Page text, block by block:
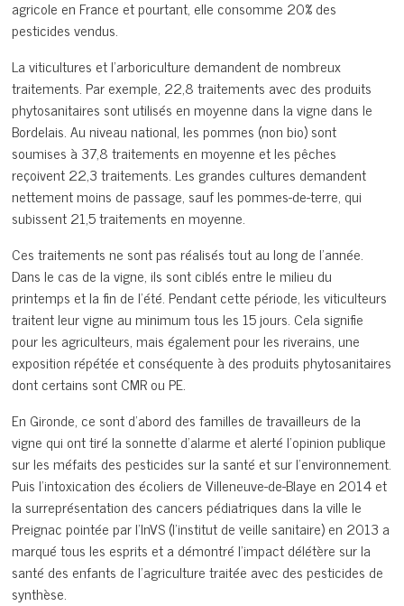
agricole en France et pourtant, elle consomme 20% des
pesticides vendus.
La viticultures et l’arboriculture demandent de nombreux
traitements. Par exemple, 22,8 traitements avec des produits
phytosanitaires sont utilisés en moyenne dans la vigne dans le
Bordelais. Au niveau national, les pommes (non bio) sont
soumises à 37,8 traitements en moyenne et les pêches
reçoivent 22,3 traitements. Les grandes cultures demandent
nettement moins de passage, sauf les pommes-de-terre, qui
subissent 21,5 traitements en moyenne.
Ces traitements ne sont pas réalisés tout au long de l’année.
Dans le cas de la vigne, ils sont ciblés entre le milieu du
printemps et la fin de l’été. Pendant cette période, les viticulteurs
traitent leur vigne au minimum tous les 15 jours. Cela signifie
pour les agriculteurs, mais également pour les riverains, une
exposition répétée et conséquente à des produits phytosanitaires
dont certains sont CMR ou PE.
En Gironde, ce sont d’abord des familles de travailleurs de la
vigne qui ont tiré la sonnette d’alarme et alerté l’opinion publique
sur les méfaits des pesticides sur la santé et sur l’environnement.
Puis l’intoxication des écoliers de Villeneuve-de-Blaye en 2014 et
la surreprésentation des cancers pédiatriques dans la ville le
Preignac pointée par l’InVS (l’institut de veille sanitaire) en 2013 a
marqué tous les esprits et a démontré l’impact délétère sur la
santé des enfants de l’agriculture traitée avec des pesticides de
synthèse.